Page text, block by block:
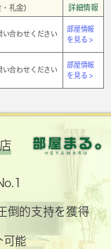
礼金) 詳細情報
合わせください
部屋情報
を見る >
合わせください
部屋情報
を見る >
倒的支持を獲得
可能